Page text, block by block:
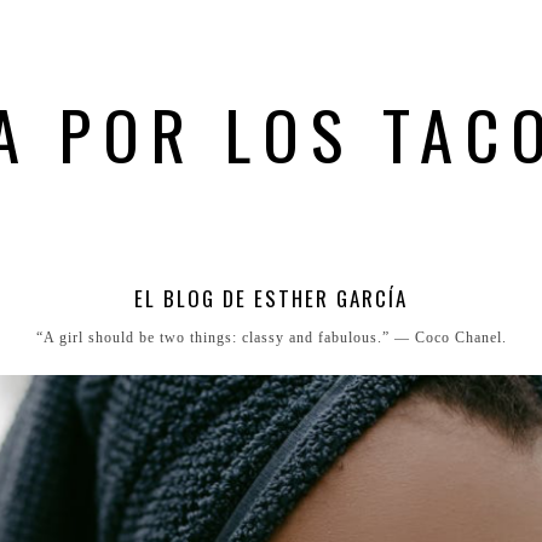
POR LOS
EL BLOG DE ESTHER GARCÍA
“A girl should be two things: classy and fabulous.” ― Coco Chanel.